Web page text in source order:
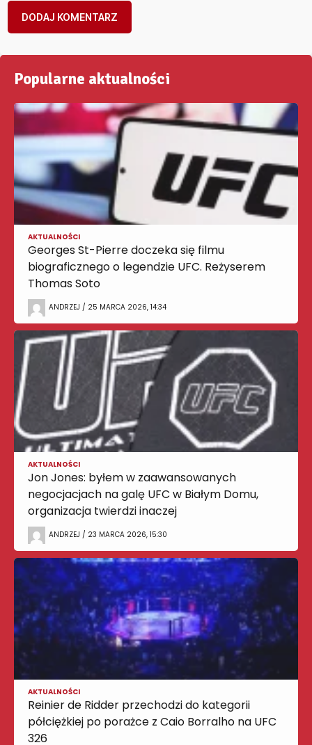
Popularne aktualności
AKTUALNOŚCI
Georges St-Pierre doczeka się filmu
biograficznego o legendzie UFC. Reżyserem
Thomas Soto
ANDRZEJ / 25 MARCA 2026, 14:34
AKTUALNOŚCI
Jon Jones: byłem w zaawansowanych
negocjacjach na galę UFC w Białym Domu,
organizacja twierdzi inaczej
ANDRZEJ / 23 MARCA 2026, 15:30
AKTUALNOŚCI
Reinier de Ridder przechodzi do kategorii
półciężkiej po porażce z Caio Borralho na UFC
326